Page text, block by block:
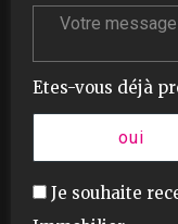
Etes-vous déjà
oui
Je souhaite